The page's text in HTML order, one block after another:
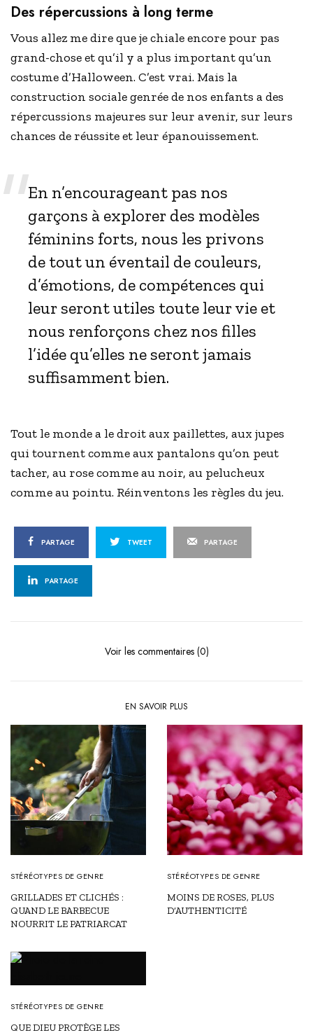
Des répercussions à long terme
Vous allez me dire que je chiale encore pour pas
grand-chose et qu’il y a plus important qu’un
costume d’Halloween. C’est vrai. Mais la
construction sociale genrée de nos enfants a des
répercussions majeures sur leur avenir, sur leurs
chances de réussite et leur épanouissement.
En n’encourageant pas nos
garçons à explorer des modèles
féminins forts, nous les privons
de tout un éventail de couleurs,
d’émotions, de compétences qui
leur seront utiles toute leur vie et
nous renforçons chez nos filles
l’idée qu’elles ne seront jamais
suffisamment bien.
Tout le monde a le droit aux paillettes, aux jupes
qui tournent comme aux pantalons qu’on peut
tacher, au rose comme au noir, au pelucheux
comme au pointu. Réinventons les règles du jeu.
PARTAGE TWEET PARTAGE
PARTAGE
Voir les commentaires (0)
EN SAVOIR PLUS
STÉRÉOTYPES DE GENRE
GRILLADES ET CLICHÉS :
QUAND LE BARBECUE
NOURRIT LE PATRIARCAT
STÉRÉOTYPES DE GENRE
MOINS DE ROSES, PLUS
D’AUTHENTICITÉ
STÉRÉOTYPES DE GENRE
QUE DIEU PROTÈGE LES